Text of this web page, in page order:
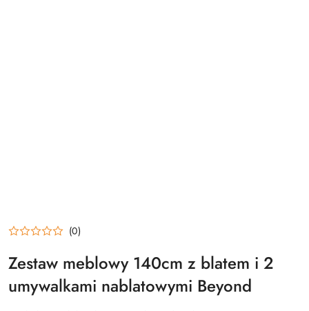
(0)
Zestaw meblowy 140cm z blatem i 2
umywalkami nablatowymi Beyond